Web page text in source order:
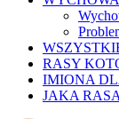
RASY
IMIONA
JAKA